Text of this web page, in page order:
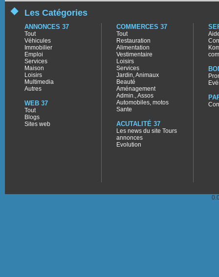
Les Catégories
ANNONCES 37
Tout
Véhicules
Immobilier
Emploi
Services
Maison
Loisirs
Multimedia
Autres
WEB 37
Tout
Blogs
Sites web
COMMERCES 37
Tout
Restauration
Alimentation
Vestimentaire
Loisirs
Services
Jardin, Animaux
Beauté
Aménagement
Admin., Assos
Automobiles, motos
Sante
ACUTALITÉ 37
Les news du site Tours
annonces
Evolution